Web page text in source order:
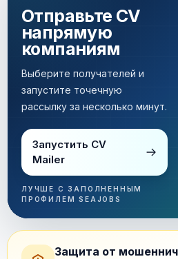
Отправьте CV
напрямую
компаниям
Выберите получателей и
запустите точечную
рассылку за несколько минут.
Запустить CV
Mailer
ЛУЧШЕ С ЗАПОЛНЕННЫМ
ПРОФИЛЕМ SEAJOBS
Защита от